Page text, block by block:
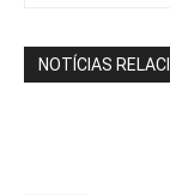
NOTÍCIAS